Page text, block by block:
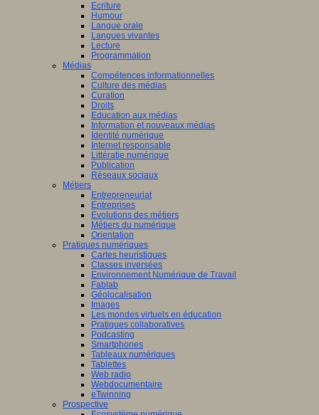
Ecriture
Humour
Langue orale
Langues vivantes
Lecture
Programmation
Médias
Compétences informationnelles
Culture des médias
Curation
Droits
Education aux médias
Information et nouveaux médias
Identité numérique
Internet responsable
Littératie numérique
Publication
Réseaux sociaux
Métiers
Entrepreneuriat
Entreprises
Evolutions des métiers
Métiers du numérique
Orientation
Pratiques numériques
Cartes heuristiques
Classes inversées
Environnement Numérique de Travail
Fablab
Géolocalisation
Images
Les mondes virtuels en éducation
Pratiques collaboratives
Podcasting
Smartphones
Tableaux numériques
Tablettes
Web radio
Webdocumentaire
eTwinning
Prospective